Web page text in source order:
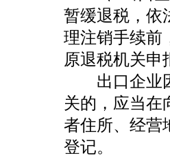
暂缓退税，依
理注销手续前
原退税机关申
出口企业因
关的，应当在
者住所、经营
登记。